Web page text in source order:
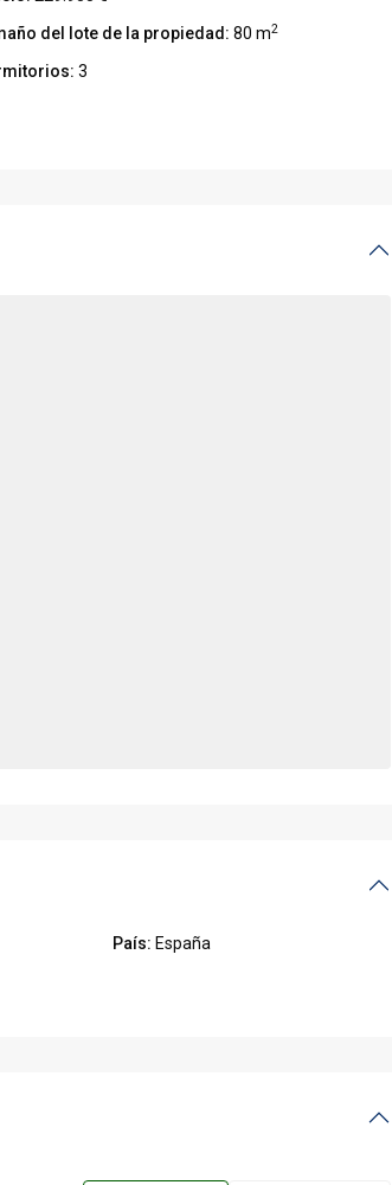
del lote de la propiedad: 80 m2
3
País: España